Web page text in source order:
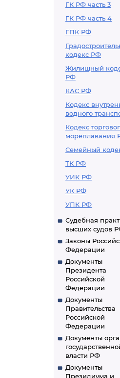
ГК РФ часть 3
ГК РФ часть 4
ГПК РФ
кодекс РФ
Жилищный
РФ
КАС РФ
Кодекс
водного
Кодекс
мореплавания
Семейный
ТК РФ
УИК РФ
УК РФ
УПК РФ
Судебная
высших судов
Законы
Федерации
Документы
Президента
Российской
Федерации
Документы
Правительства
Российской
Федерации
Документы
власти РФ
Документы
Президиума и